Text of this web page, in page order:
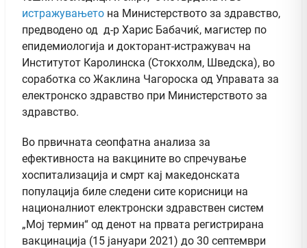
истражувањето на Министерството за здравство,
предводено од д-р Харис Бабачиќ, магистер по
епидемиологија и докторант-истражувач на
Институтот Каролинска (Стокхолм, Шведска), во
соработка со Жаклина Чагороска од Управата за
електронско здравство при Министерството за
здравство.
Во првичната сеопфатна анализа за
ефективноста на вакцините во спречување
хоспитализација и смрт кај македонската
популација биле следени сите корисници на
националниот електронски здравствен систем
„Мој термин“ од денот на првата регистрирана
вакцинација (15 јануари 2021) до 30 септември